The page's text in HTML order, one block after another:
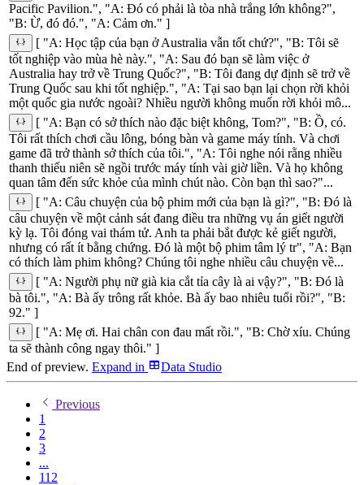
Pacific Pavilion.", "A: Đó có phải là tòa nhà trắng lớn không?",
"B: Ừ, đó đó.", "A: Cảm ơn." ]
[ "A: Học tập của bạn ở Australia vẫn tốt chứ?", "B: Tôi sẽ
tốt nghiệp vào mùa hè này.", "A: Sau đó bạn sẽ làm việc ở
Australia hay trở về Trung Quốc?", "B: Tôi đang dự định sẽ trở về
Trung Quốc sau khi tốt nghiệp.", "A: Tại sao bạn lại chọn rời khỏi
một quốc gia nước ngoài? Nhiều người không muốn rời khỏi mô...
[ "A: Bạn có sở thích nào đặc biệt không, Tom?", "B: Ồ, có.
Tôi rất thích chơi cầu lông, bóng bàn và game máy tính. Và chơi
game đã trở thành sở thích của tôi.", "A: Tôi nghe nói rằng nhiều
thanh thiếu niên sẽ ngồi trước máy tính vài giờ liền. Và họ không
quan tâm đến sức khỏe của mình chút nào. Còn bạn thì sao?"...
[ "A: Câu chuyện của bộ phim mới của bạn là gì?", "B: Đó là
câu chuyện về một cảnh sát đang điều tra những vụ án giết người
kỳ lạ. Tôi đóng vai thám tử. Anh ta phải bắt được kẻ giết người,
nhưng có rất ít bằng chứng. Đó là một bộ phim tâm lý tr", "A: Bạn
có thích làm phim không? Chúng tôi nghe nhiều câu chuyện về...
[ "A: Người phụ nữ già kia cắt tỉa cây là ai vậy?", "B: Đó là
bà tôi.", "A: Bà ấy trông rất khỏe. Bà ấy bao nhiêu tuổi rồi?", "B:
92." ]
[ "A: Mẹ ơi. Hai chân con đau mất rồi.", "B: Chờ xíu. Chúng
ta sẽ thành công ngay thôi." ]
End of preview. Expand in Data Studio
Previous
1
2
3
...
112